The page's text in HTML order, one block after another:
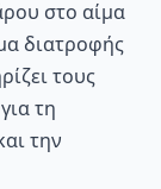
στο αίμα
διατροφής
τους
τη
την